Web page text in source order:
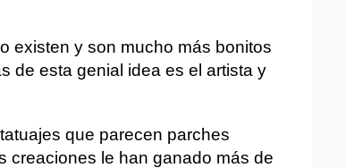
existen y son mucho más bonitos
de esta genial idea es el artista y
que parecen parches
creaciones le han ganado más de